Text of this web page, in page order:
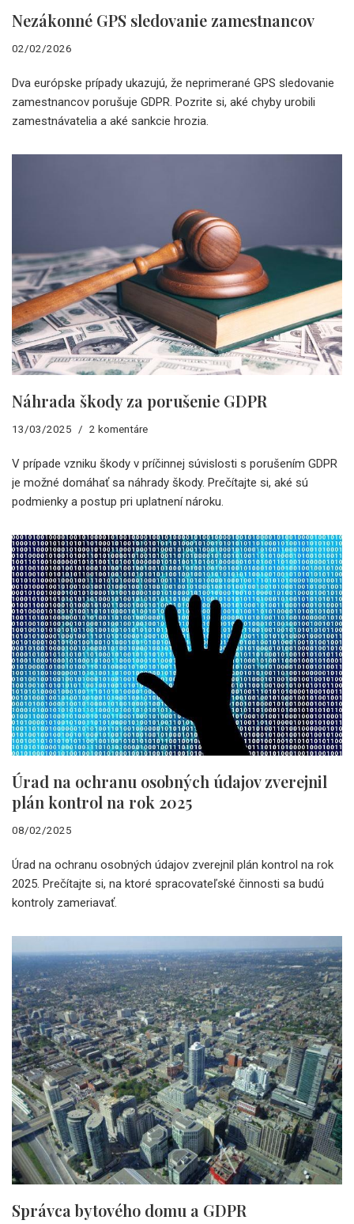
Nezákonné GPS sledovanie zamestnancov
02/02/2026
Dva európske prípady ukazujú, že neprimerané GPS sledovanie
zamestnancov porušuje GDPR. Pozrite si, aké chyby urobili
zamestnávatelia a aké sankcie hrozia.
Náhrada škody za porušenie GDPR
13/03/2025 2 komentáre
V prípade vzniku škody v príčinnej súvislosti s porušením GDPR
je možné domáhať sa náhrady škody. Prečítajte si, aké sú
podmienky a postup pri uplatnení nároku.
Úrad na ochranu osobných údajov zverejnil
plán kontrol na rok 2025
08/02/2025
Úrad na ochranu osobných údajov zverejnil plán kontrol na rok
2025. Prečítajte si, na ktoré spracovateľské činnosti sa budú
kontroly zameriavať.
Správca bytového domu a GDPR